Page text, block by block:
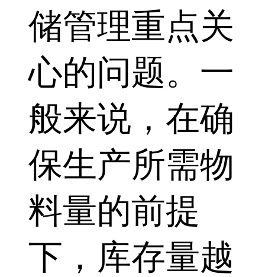
储管理重点关
心的问题。一
般来说，在确
保生产所需物
料量的前提
下，库存量越